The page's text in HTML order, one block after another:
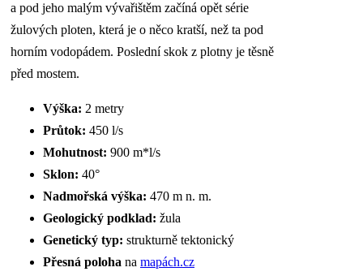
a pod jeho malým vývařištěm začíná opět série
žulových ploten, která je o něco kratší, než ta pod
horním vodopádem. Poslední skok z plotny je těsně
před mostem.
Výška: 2 metry
Průtok: 450 l/s
Mohutnost: 900 m*l/s
Sklon: 40°
Nadmořská výška: 470 m n. m.
Geologický podklad: žula
Genetický typ: strukturně tektonický
Přesná poloha na mapách.cz